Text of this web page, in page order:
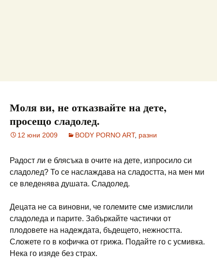
Моля ви, не отказвайте на дете,
просещо сладолед.
12 юни 2009 BODY PORNO ART, разни
Радост ли е блясъка в очите на дете, изпросило си
сладолед? То се наслаждава на сладостта, на мен ми
се вледенява душата. Сладолед.
Децата не са виновни, че големите сме измислили
сладоледа и парите. Забъркайте частички от
плодовете на надеждата, бъдещето, нежността.
Сложете го в кофичка от грижа. Подайте го с усмивка.
Нека го изяде без страх.